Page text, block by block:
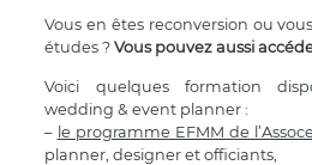
Vous en êtes reconversion ou
études ?Vous pouvez aussi
Voici quelques formation
wedding & event planner :
– le programme EFMM de
planner, designer et officiants,